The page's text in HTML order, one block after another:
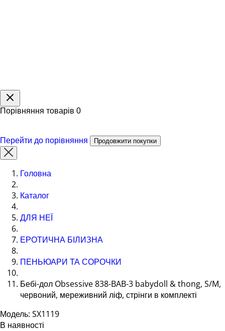
Порівняння товарів 0
Перейти до порівняння Продовжити покупки
Головна
Каталог
ДЛЯ НЕЇ
ЕРОТИЧНА БІЛИЗНА
ПЕНЬЮАРИ ТА СОРОЧКИ
Бебі-дол Obsessive 838-BAB-3 babydoll & thong, S/M,
червоний, мереживний ліф, стрінги в комплекті
Модель: SX1119
В наявності